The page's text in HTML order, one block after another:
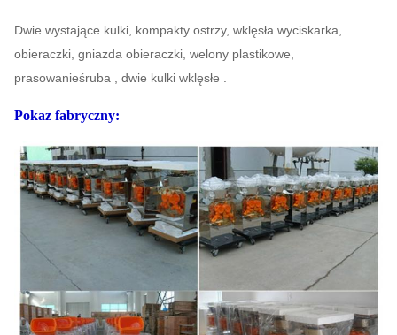
Dwie wystające kulki, kompakty ostrzy, wklęsła wyciskarka,
obieraczki, gniazda obieraczki, welony plastikowe,
prasowanieśruba , dwie kulki wklęsłe .
Pokaz fabryczny: